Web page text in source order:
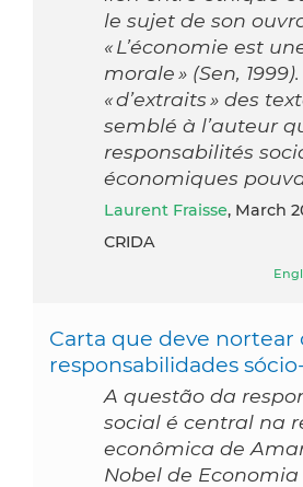
le sujet de son
« L’économie est
morale » (Sen,
« d’extraits » des
semblé à l’auteur
responsabilités
économiques
Laurent Fraisse, March
CRIDA
Carta que deve nortear
responsabilidades
A questão da
social é central na
econômica de
Nobel de Economia